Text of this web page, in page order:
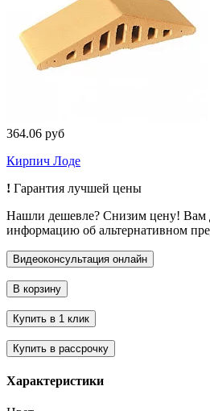
364.06 руб
Кирпич Лоде
! Гарантия лучшей цены
Нашли дешевле? Снизим цену! Вам
информацию об альтернативном
Характеристики